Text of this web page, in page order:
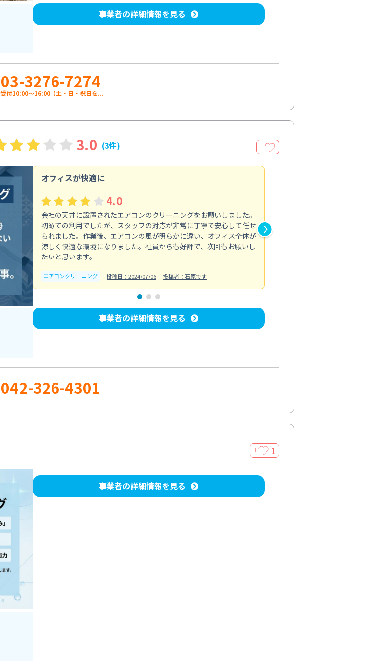
事業者の詳細情報を見る
03-3276-7274
受付10:00〜16:00（土・日・祝日を...
3.0 (3件) ＋
オフィスが快適に
4.0
会社の天井に設置されたエアコンのクリーニングをお願いしました。
初めての利用でしたが、スタッフの対応が非常に丁寧で安心して任せ
られました。作業後、エアコンの風が明らかに違い、オフィス全体が
涼しく快適な環境になりました。社員からも好評で、次回もお願いし
たいと思います。
エアコンクリーニング 投稿日：2024/07/06 投稿者：石原です
事業者の詳細情報を見る
042-326-4301
＋ 1
事業者の詳細情報を見る